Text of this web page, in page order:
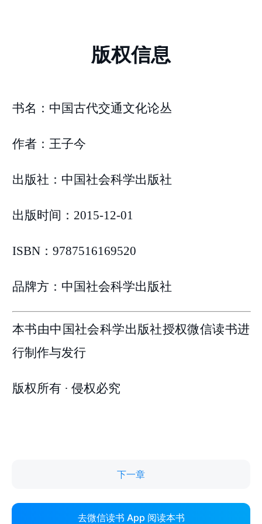
下一章
去微信读书 App 阅读本书